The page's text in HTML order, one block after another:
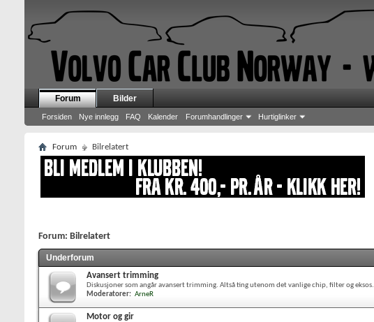
Forum
Forsiden Nye innlegg FAQ Kalender Forumhandlinger Hurtiglinker
Bilder
Forum Bilrelatert
Forum: Bilrelatert
Underforum
Avansert trimming
Diskusjoner som angår avansert trimming. Altså ting utenom det vanlige chip, filter og eksos.
Moderatorer: ArneR
Motor og gir